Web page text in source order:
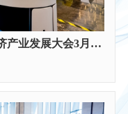
展位预定开启！2025中国数字经济产业发展大会3月22日苏州见